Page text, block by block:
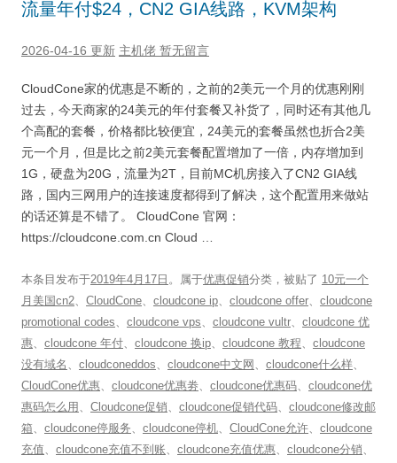
流量年付$24，CN2 GIA线路，KVM架构
2026-04-16 更新 主机佬 暂无留言
CloudCone家的优惠是不断的，之前的2美元一个月的优惠刚刚
过去，今天商家的24美元的年付套餐又补货了，同时还有其他几
个高配的套餐，价格都比较便宜，24美元的套餐虽然也折合2美
元一个月，但是比之前2美元套餐配置增加了一倍，内存增加到
1G，硬盘为20G，流量为2T，目前MC机房接入了CN2 GIA线
路，国内三网用户的连接速度都得到了解决，这个配置用来做站
的话还算是不错了。 CloudCone 官网：
https://cloudcone.com.cn Cloud …
本条目发布于2019年4月17日 。属于优惠促销分类，被贴了 10元一个
月美国cn2、 CloudCone、 cloudcone ip、 cloudcone offer、 cloudcone
promotional codes、 cloudcone vps、 cloudcone vultr、 cloudcone 优
惠、 cloudcone 年付、 cloudcone 换ip、 cloudcone 教程、 cloudcone
没有域名 、 cloudconeddos、 cloudcone中文网 、 cloudcone什么样、
CloudCone优惠、 cloudcone优惠劵、 cloudcone优惠码、 cloudcone优
惠码怎么用 、 Cloudcone促销、 cloudcone促销代码、 cloudcone修改邮
箱、 cloudcone停服务、 cloudcone停机、 CloudCone允许、 cloudcone
充值、 cloudcone充值不到账、 cloudcone充值优惠、 cloudcone分销、